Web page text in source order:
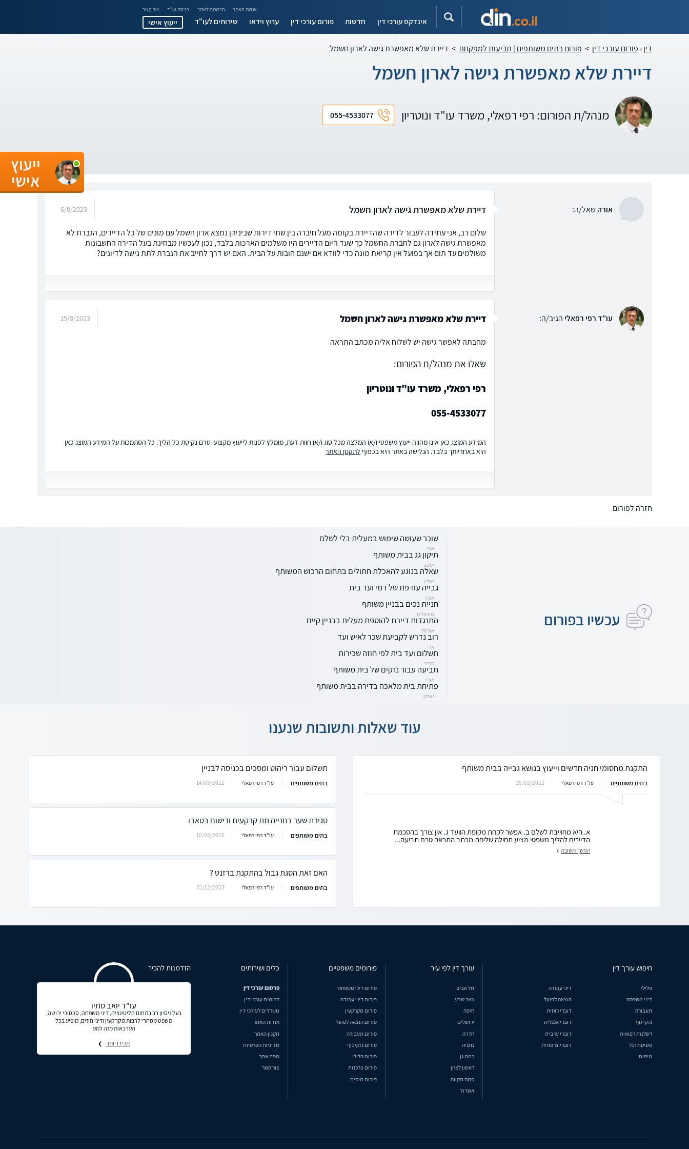
אודות האתר הרשמה לאתר כניסת עו"ד צור קשר
אינדקס עורכי דין חדשות פורום עורכי דין ערוץ וידאו שירותים לעו"ד ייעוץ אישי
דין פורום עורכי דין > פורום בתים משותפים | תביעות למפקחת > דיירת שלא מאפשרת גישה לארון חשמל
דיירת שלא מאפשרת גישה לארון חשמל
מנהל/ת הפורום: רפי רפאלי, משרד עו"ד ונוטריון 055-4533077
אורהשאל/ה: דיירת שלא מאפשרת גישה לארון חשמל 6/8/2023
שלום רב, אני עתידה לעבור לדירה שהדיירת בקומה מעל חיברה בין שתי דירות שביניהן נמצא ארון חשמל עם מונים של כל הדיירים, הגברת לא
מאפשרת גישה לארון גם לחברת החשמל כך שעד היום הדיירים היו משלמים הארכות בלבד, נכון לעכשיו מבחינת בעל הדירה החשבונות
משולמים עד תום אך בפועל אין קריאת מונה כדי לוודא אם ישנם חובות על הבית. האם יש דרך לחייב את הגברת לתת גישה לדיונים?
עו"ד רפי רפאלי הגיב/ה: דיירת שלא מאפשרת גישה לארון חשמל 15/8/2023
מחבתה לאפשר גישה יש לשלוח אליה מכתב התראה
שאלו את מנהל/ת הפורום:
רפי רפאלי, משרד עו"ד ונוטריון
055-4533077
המידע המוצג כאן אינו מהווה ייעוץ משפטי ו/או המלצה מכל סוג ו/או חוות דעת, מומלץ לפנות לייעוץ מקצועי טרם נקיטת כל הליך. כל הסתמכות על המידע המוצג כאן
היא באחריותך בלבד. הגלישה באתר היא בכפוף לתקנון האתר
חזרה לפורום
עכשיו בפורום
שוכר שעושה שימוש במעלית בלי לשלם
אבי
תיקון גג בבית משותף
יעקב
שאלה בנוגע להאכלת חתולים בתחום הרכוש המשותף
חוליו
גבייה עודפת של דמי ועד בית
אורן
חניית נכים בבניין משותף
מיכאל חן
התנגדות דיירת להוספת מעלית בבניין קיים
אורטל
רוב נדרש לקביעת שכר לאיש ועד
אלי
תשלום ועד בית לפי חוזה שכירות
ספיר
תביעה עבור נזקים של בית משותף
אורי
פתיחת בית מלאכה בדירה בבית משותף
יצחק
עוד שאלות ותשובות שנענו
התקנת מחסומי חניה חדשים וייעוץ בנושא גבייה בבית משותף
בתים משותפים עו"ד רפי רפאלי 28/02/2022
א. היא מחוייבת לשלם ב. אפשר לקחת מקופת הוועד ג. אין צורך בהסכמת
הדיירים להליך משפטי מציע תחילה שליחת מכתב התראה טרם תביעה...
המשך תשובה
תשלום עבור ריהוט ומסכים בכניסה לבניין
בתים משותפים עו"ד רפי רפאלי 14/03/2022
סגירת שער בחנייה תת קרקעית ורישום בטאבו
בתים משותפים עו"ד רפי רפאלי 10/05/2022
האם זאת הסגת גבול בהתקנת ברזנט ?
בתים משותפים עו"ד רפי רפאלי 01/12/2023
ייעוץ
אישי
חיפוש עורך דין
פלילי
דיני עבודה
דיני משפחה
הוצאה לפועל
תעבורה
דוברי רוסית
נזקי גוף
דוברי אנגלית
רשלנות רפואית
דוברי ערבית
פשיטת רגל
דוברי צרפתית
מיסים
עורך דין לפי עיר
תל אביב
באר שבע
חיפה
ירושלים
חדרה
נתניה
רמת גן
ראשון לציון
פתח תקווה
אשדוד
פורומים משפטיים
פורום דיני משפחה
פורום דיני עבודה
פורום מקרקעין
פורום הוצאה לפועל
פורום תעבורה
פורום נזקי גוף
פורום פלילי
פורום צרכנות
פורום מיסים
כלים ושירותים
פרסום עורכי דין
דרושים עורכי דין
משרדים לעורכי דין
אודות האתר
תקנון האתר
מדיניות הפרטיות
מפת אתר
צור קשר
הזדמנות להכיר
עו"ד יואב סתיו
בעל ניסיון רב בתחום הליטיגציה, דיני משפחה, סכסוכי ירושה,
משפט מסחרי לרבות מקרקעין ודיני חוזים, מופיע בכל
הערכאות מזה למע
תכירו יותר